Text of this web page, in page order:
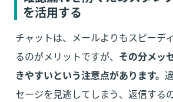
を活用する
チャットは、メールよりもスピーデ
るのがメリットですが、 その分メッ
きやすいという注意点があります。
セージを見逃してしまう、返信する